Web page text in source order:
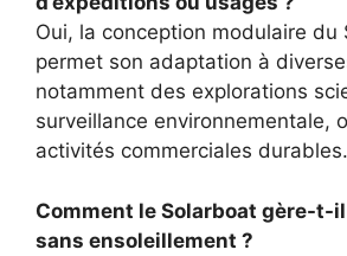
Oui, la conception modulaire du
permet son adaptation à
notamment des explorations
surveillance environnementale,
activités commerciales durables.
Comment le Solarboat gère-t-
sans ensoleillement ?